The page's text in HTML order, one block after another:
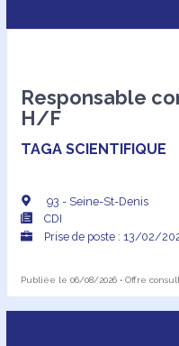
Responsable
H/F
TAGA SCIENTIFIQUE
93 - Seine-St-Denis
CDI
Prise de poste : 13/02/
Publiée le 06/08/2026 • Offre